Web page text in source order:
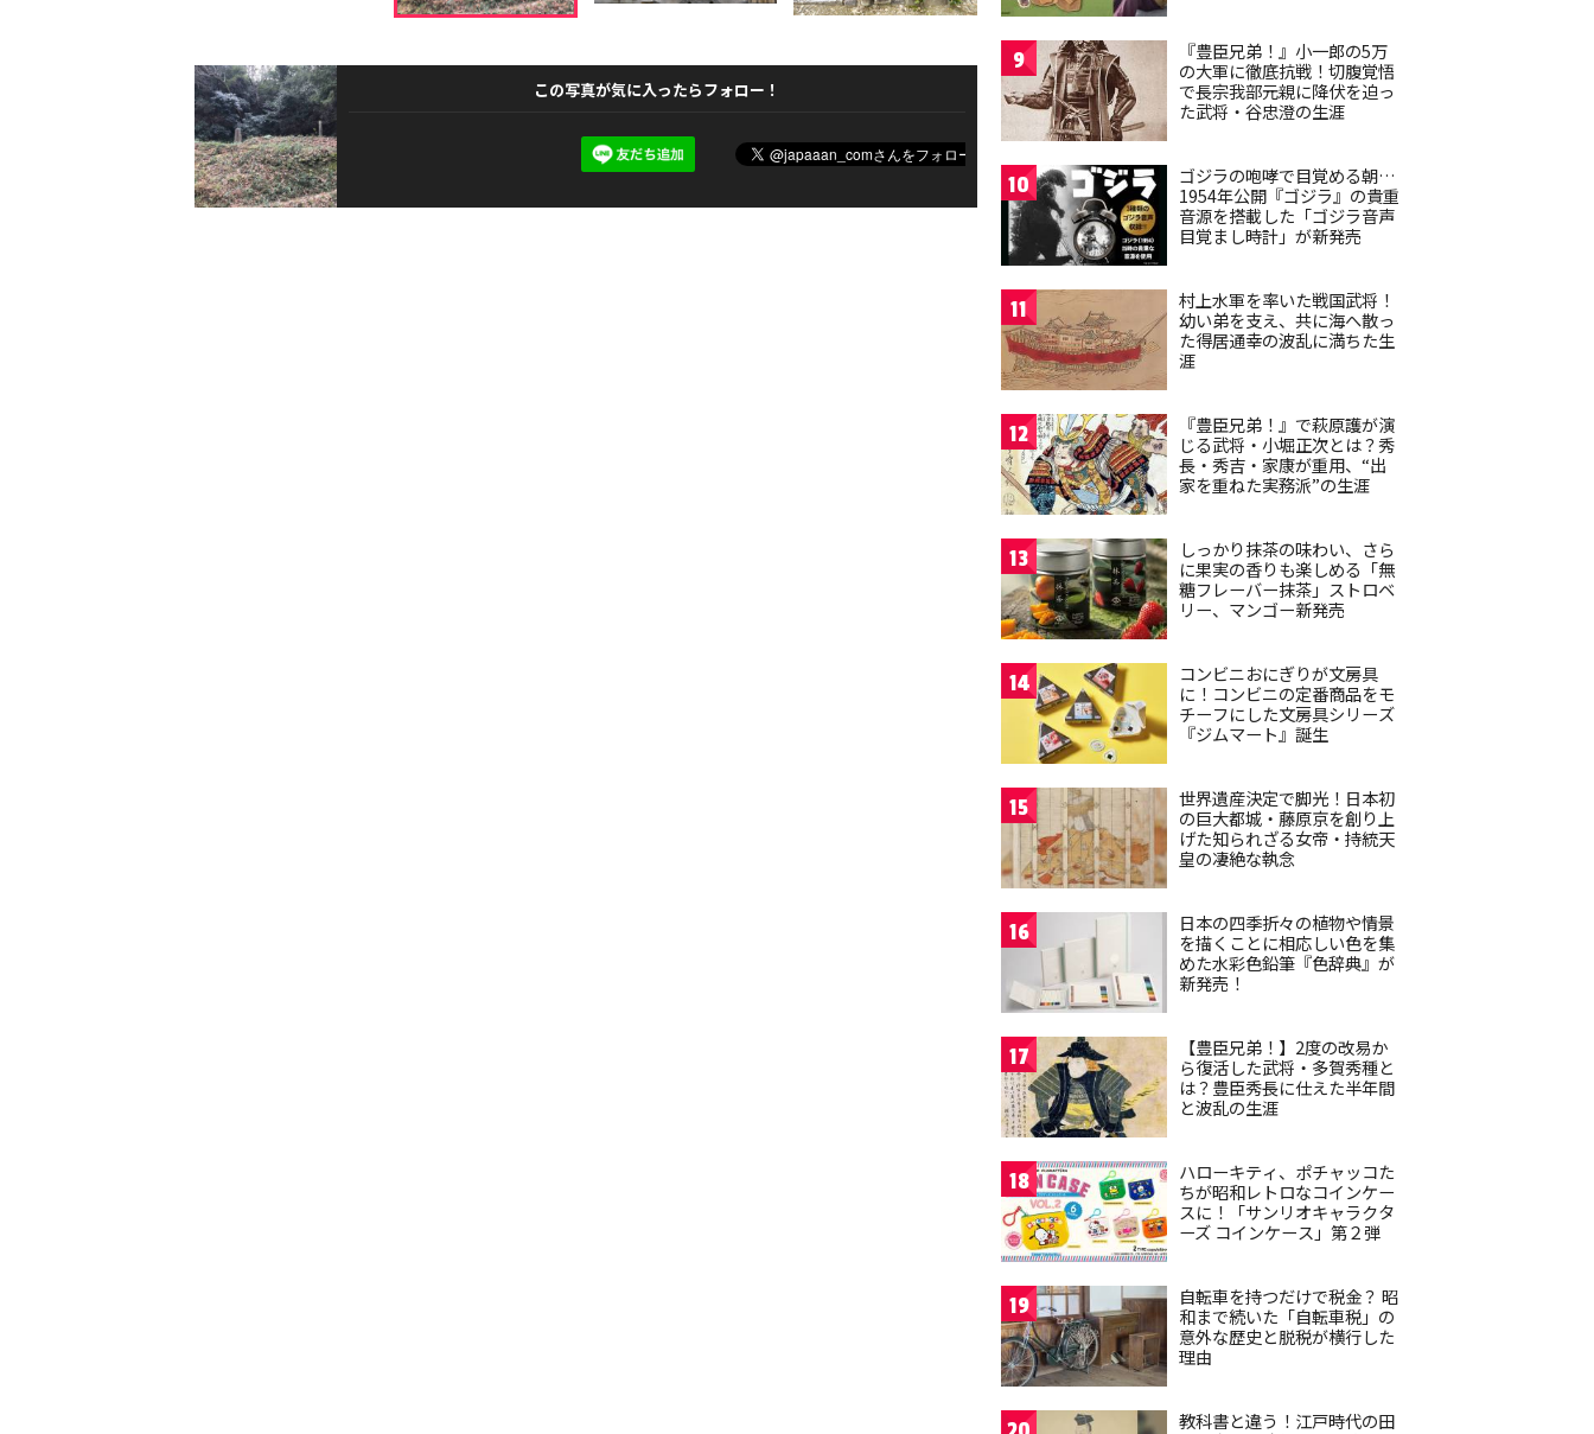
この写真が気に入ったらフォロー！
9
『豊臣兄弟！』小一郎の5万
の大軍に徹底抗戦！切腹覚悟
で長宗我部元親に降伏を迫っ
た武将・谷忠澄の生涯
10
ゴジラの咆哮で目覚める朝…
1954年公開『ゴジラ』の貴重
音源を搭載した「ゴジラ音声
目覚まし時計」が新発売
11
村上水軍を率いた戦国武将！
幼い弟を支え、共に海へ散っ
た得居通幸の波乱に満ちた生
涯
12
『豊臣兄弟！』で萩原護が演
じる武将・小堀正次とは？秀
長・秀吉・家康が重用、“出
家を重ねた実務派”の生涯
13
しっかり抹茶の味わい、さら
に果実の香りも楽しめる「無
糖フレーバー抹茶」ストロベ
リー、マンゴー新発売
14
コンビニおにぎりが文房具
に！コンビニの定番商品をモ
チーフにした文房具シリーズ
『ジムマート』誕生
15
世界遺産決定で脚光！日本初
の巨大都城・藤原京を創り上
げた知られざる女帝・持統天
皇の凄絶な執念
16
日本の四季折々の植物や情景
を描くことに相応しい色を集
めた水彩色鉛筆『色辞典』が
新発売！
17
【豊臣兄弟！】2度の改易か
ら復活した武将・多賀秀種と
は？豊臣秀長に仕えた半年間
と波乱の生涯
18
ハローキティ、ポチャッコた
ちが昭和レトロなコインケー
スに！「サンリオキャラクタ
ーズ コインケース」第２弾
19
自転車を持つだけで税金？ 昭
和まで続いた「自転車税」の
意外な歴史と脱税が横行した
理由
教科書と違う！江戸時代の田